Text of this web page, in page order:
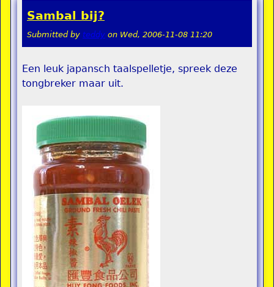
Sambal bij?
Submitted by teddy on Wed, 2006-11-08 11:20
Een leuk japansch taalspelletje, spreek deze
tongbreker maar uit.